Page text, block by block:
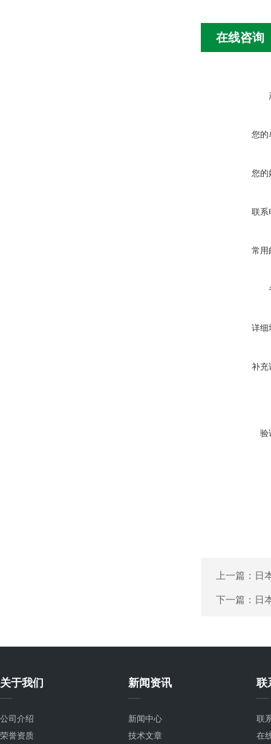
在线咨询
您的
您的
联系
常用
详细
补充
验
上一篇： 日
下一篇： 日
关于我们
公司介绍
荣誉资质
新闻资讯
新闻中心
技术文章
联
联
在